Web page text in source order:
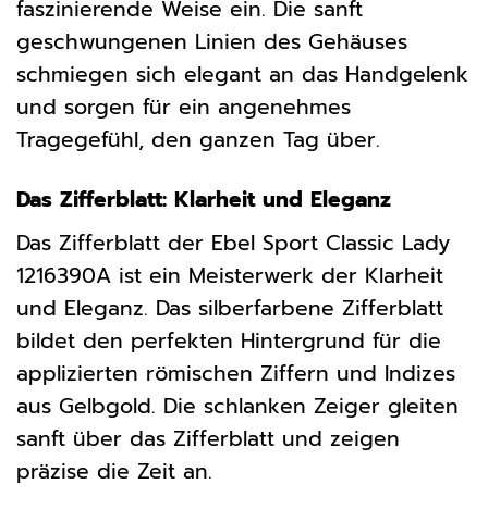
faszinierende Weise ein. Die sanft
geschwungenen Linien des Gehäuses
schmiegen sich elegant an das Handgelenk
und sorgen für ein angenehmes
Tragegefühl, den ganzen Tag über.
Das Zifferblatt: Klarheit und Eleganz
Das Zifferblatt der Ebel Sport Classic Lady
1216390A ist ein Meisterwerk der Klarheit
und Eleganz. Das silberfarbene Zifferblatt
bildet den perfekten Hintergrund für die
applizierten römischen Ziffern und Indizes
aus Gelbgold. Die schlanken Zeiger gleiten
sanft über das Zifferblatt und zeigen
präzise die Zeit an.